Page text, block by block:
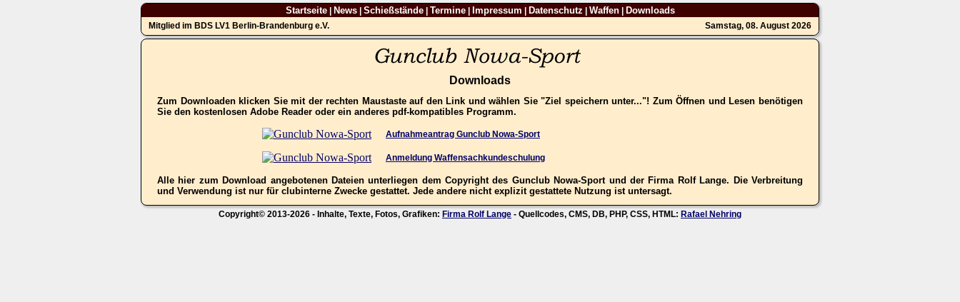
Startseite| News| Schießstände| Termine| Impressum Datenschutz Waffen| Downloads
Mitglied im BDS LV1 Berlin-Brandenburg e.V. Samstag, 08. August 2026
Downloads
Zum Downloaden klicken Sie mit der rechten Maustaste auf den Link und wählen Sie "Ziel speichern unter..."! Zum Öffnen und Lesen benötigen
Sie den kostenlosen Adobe Reader oder ein anderes pdf-kompatibles Programm.
Aufnahmeantrag Gunclub Nowa-Sport
Anmeldung Waffensachkundeschulung
Alle hier zum Download angebotenen Dateien unterliegen dem Copyright des Gunclub Nowa-Sport und der Firma Rolf Lange. Die Verbreitung
und Verwendung ist nur für clubinterne Zwecke gestattet. Jede andere nicht explizit gestattete Nutzung ist untersagt.
Copyright© 2013-2026 - Inhalte, Texte, Fotos, Grafiken: Firma Rolf Lange - Quellcodes, CMS, DB, PHP, CSS, HTML: Rafael Nehring